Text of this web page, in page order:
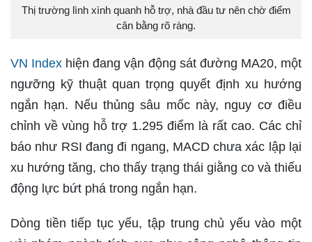
Thị trường lình xình quanh hỗ trợ, nhà đầu tư nên chờ điểm
cân bằng rõ ràng.
VN Index hiện đang vận động sát đường MA20, một
ngưỡng kỹ thuật quan trọng quyết định xu hướng
ngắn hạn. Nếu thủng sâu mốc này, nguy cơ điều
chỉnh về vùng hỗ trợ 1.295 điểm là rất cao. Các chỉ
báo như RSI đang đi ngang, MACD chưa xác lập lại
xu hướng tăng, cho thấy trạng thái giằng co và thiếu
động lực bứt phá trong ngắn hạn.
Dòng tiền tiếp tục yếu, tập trung chủ yếu vào một